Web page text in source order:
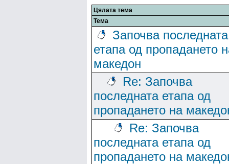
Цялата тема
Тема
Започва последната
етапа од пропадането
македон
Re: Започва
последната етапа од
пропадането на
Re: Започва
последната етапа од
пропадането на